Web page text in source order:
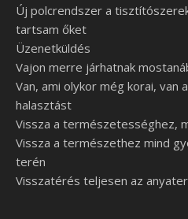
Új polcrendszer a
tartsam őket
Üzenetküldés
Vajon merre járhatnak
Van, ami olykor még korai, van
halasztást
Vissza a természetességhez,
Vissza a természethez mind
terén
Visszatérés teljesen az